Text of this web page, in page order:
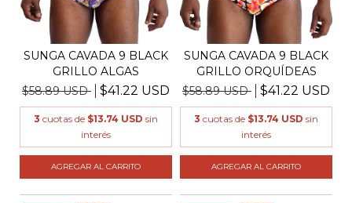
SUNGA CAVADA 9 BLACK
GRILLO ALGAS
$58.89 USD
$41.22 USD
3 cuotas de $13.74 USD sin
interés
AGREGAR AL CARRITO
SUNGA CAVADA 9 BLACK
GRILLO ORQUÍDEAS
$58.89 USD
$41.22 USD
3 cuotas de $13.74 USD sin
interés
AGREGAR AL CARRITO